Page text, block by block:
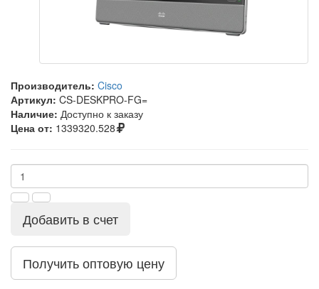
Производитель: Cisco
Артикул: CS-DESKPRO-FG=
Наличие: Доступно к заказу
Цена от: 1339320.528
Добавить в счет
Получить оптовую цену